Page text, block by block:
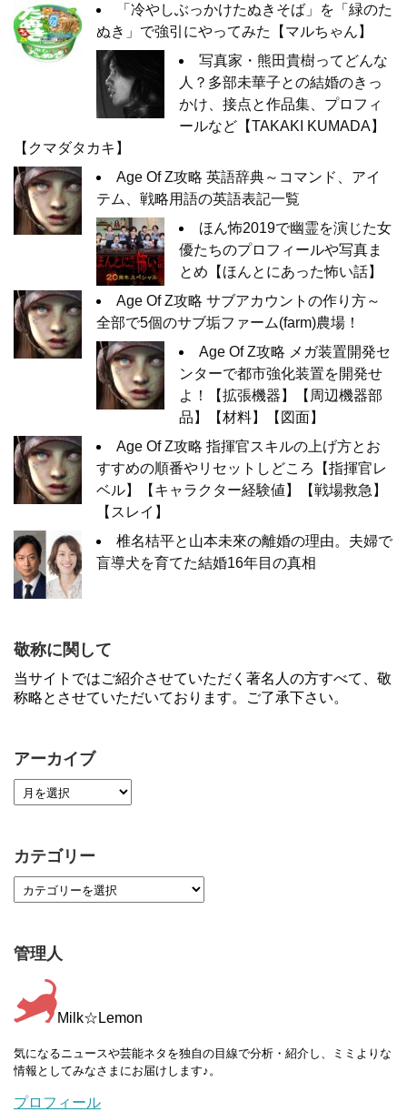
「冷やしぶっかけたぬきそば」を「緑のた
ぬき」で強引にやってみた【マルちゃん】
写真家・熊田貴樹ってどんな
人？多部未華子との結婚のきっ
かけ、接点と作品集、プロフィ
ールなど【TAKAKI KUMADA】
【クマダタカキ】
Age Of Z攻略 英語辞典～コマンド、アイ
テム、戦略用語の英語表記一覧
ほん怖2019で幽霊を演じた女
優たちのプロフィールや写真ま
とめ【ほんとにあった怖い話】
Age Of Z攻略 サブアカウントの作り方～
全部で5個のサブ垢ファーム(farm)農場！
Age Of Z攻略 メガ装置開発セ
ンターで都市強化装置を開発せ
よ！【拡張機器】【周辺機器部
品】【材料】【図面】
Age Of Z攻略 指揮官スキルの上げ方とお
すすめの順番やリセットしどころ【指揮官レ
ベル】【キャラクター経験値】【戦場救急】
【スレイ】
椎名桔平と山本未來の離婚の理由。夫婦で
盲導犬を育てた結婚16年目の真相
敬称に関して
当サイトではご紹介させていただく著名人の方すべて、敬
称略とさせていただいております。ご了承下さい。
アーカイブ
カテゴリー
管理人
Milk☆Lemon
気になるニュースや芸能ネタを独自の目線で分析・紹介し、ミミよりな
情報としてみなさまにお届けします♪。
プロフィール